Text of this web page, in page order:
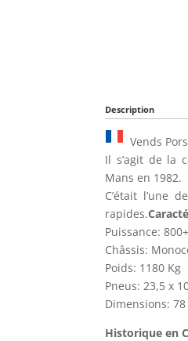
Description
Vends
Il s’agit de la
Mans en 1982.
C’était l’une
rapides.
Puissance:
Châssis:
Poids: 1180 Kg
Pneus: 23,5 x
Dimensions: 78
Historique en